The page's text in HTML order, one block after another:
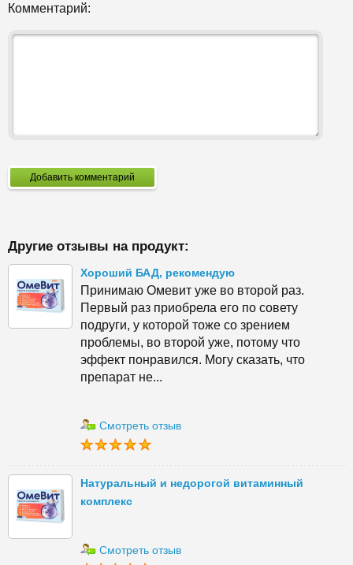
Комментарий:
Добавить комментарий
Другие отзывы на продукт:
Хороший БАД, рекомендую
Принимаю Омевит уже во второй раз.
Первый раз приобрела его по совету
подруги, у которой тоже со зрением
проблемы, во второй уже, потому что
эффект понравился. Могу сказать, что
препарат не...
Смотреть отзыв
Натуральный и недорогой витаминный
комплекс
Смотреть отзыв